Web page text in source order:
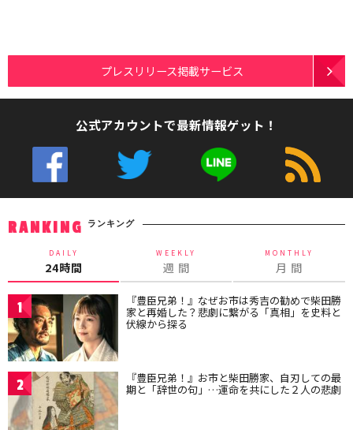
プレスリリース掲載サービス
公式アカウントで最新情報ゲット！
RANKING ランキング
DAILY
24時間
WEEKLY
週 間
MONTHLY
月 間
1 『豊臣兄弟！』なぜお市は秀吉の勧めで柴田勝
家と再婚した？悲劇に繋がる「真相」を史料と
伏線から探る
2 『豊臣兄弟！』お市と柴田勝家、自刃しての最
期と「辞世の句」…運命を共にした２人の悲劇